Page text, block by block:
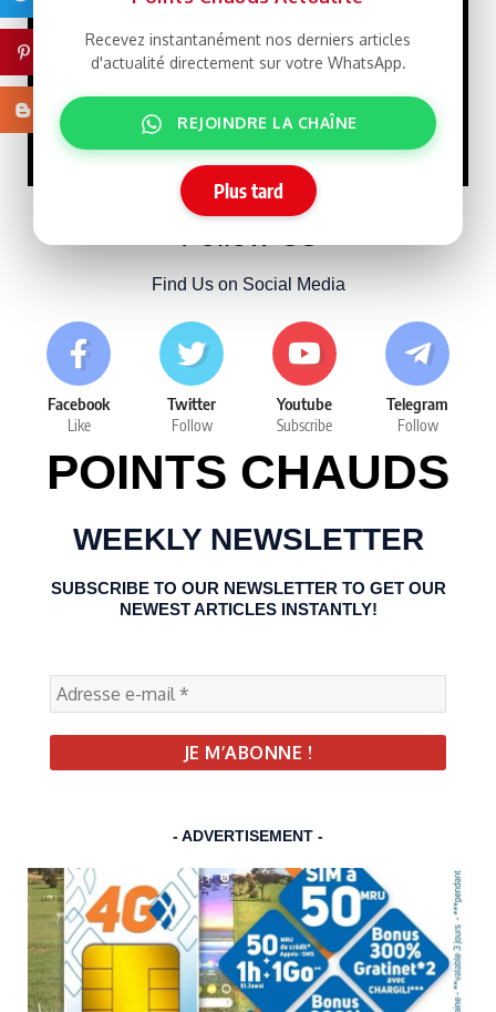
Blogger
Dakar : un retour qui rebat
les cartes face à Sonko
Follow Us
Find Us on Social Media
Facebook
Like
Twitter
Follow
Youtube
Subscribe
Telegram
Follow
POINTS CHAUDS
WEEKLY NEWSLETTER
SUBSCRIBE TO OUR NEWSLETTER TO GET OUR
NEWEST ARTICLES INSTANTLY!
- ADVERTISEMENT -
Recevez instantanément nos derniers articles
d'actualité directement sur votre WhatsApp.
REJOINDRE LA CHAÎNE
Plus tard